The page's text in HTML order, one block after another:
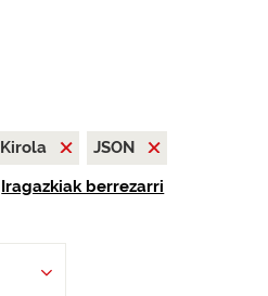
Kirola
JSON
Iragazkiak berrezarri